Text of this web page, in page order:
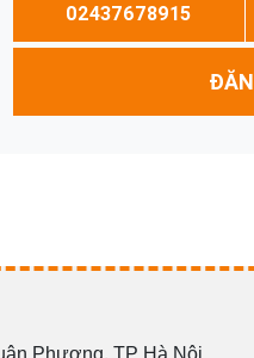
02437678915
Phương, TP Hà Nội